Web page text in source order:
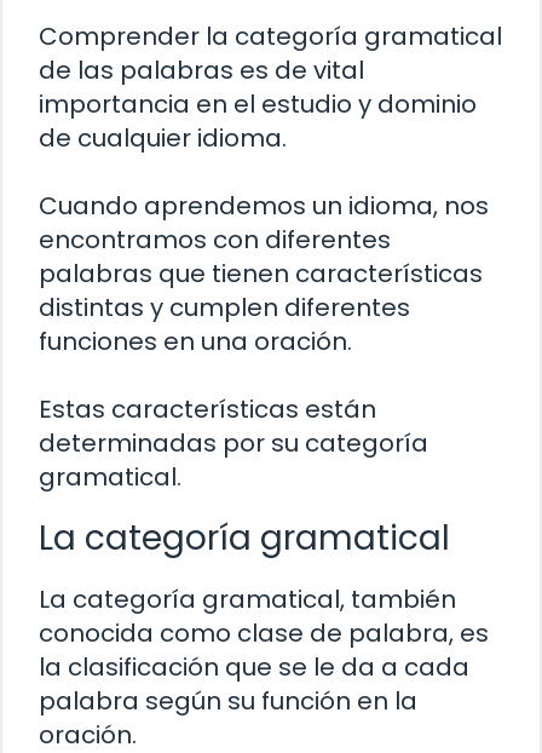
Comprender la categoría gramatical
de las palabras es de vital
importancia en el estudio y dominio
de cualquier idioma.
Cuando aprendemos un idioma, nos
encontramos con diferentes
palabras que tienen características
distintas y cumplen diferentes
funciones en una oración.
Estas características están
determinadas por su categoría
gramatical.
La categoría gramatical
La categoría gramatical, también
conocida como clase de palabra, es
la clasificación que se le da a cada
palabra según su función en la
oración.